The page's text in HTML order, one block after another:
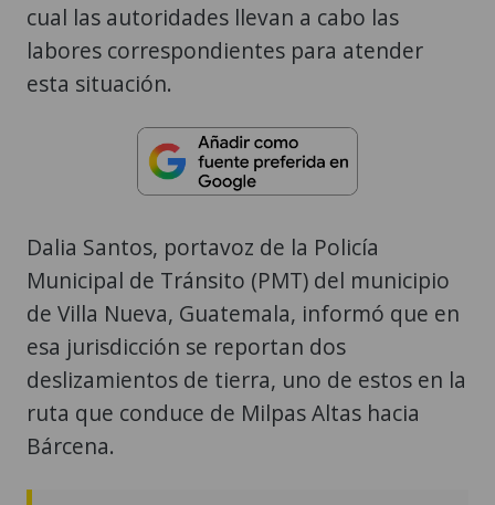
cual las autoridades llevan a cabo las
labores correspondientes para atender
esta situación.
Dalia Santos, portavoz de la Policía
Municipal de Tránsito (PMT) del municipio
de Villa Nueva, Guatemala, informó que en
esa jurisdicción se reportan dos
deslizamientos de tierra, uno de estos en la
ruta que conduce de Milpas Altas hacia
Bárcena.